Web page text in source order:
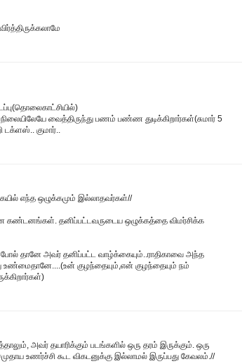
வைத்திருந்து பணம் பண்ண துடிக்கிறார்கள்(சுமார் 5
டக்ளஸ்.. குமார்..
எந்த ஒழுக்கமும் இல்லாதவர்கள்//
கண்டனங்கள். தனிப்பட்டவருடைய ஒழுக்கத்தை விமர்சிக்க
தானே அவர் தனிப்பட்ட வாழ்க்கையும்..ராதிகாவை அந்த
குழந்தையும்,என் குழந்தையும் நம்
அவர் தயாரிக்கும் படங்களில் ஒரு தரம் இருக்கும். ஒரு
உணர்ச்சி கூட விகடனுக்கு இல்லாமல் இருப்பது கேவலம்.//